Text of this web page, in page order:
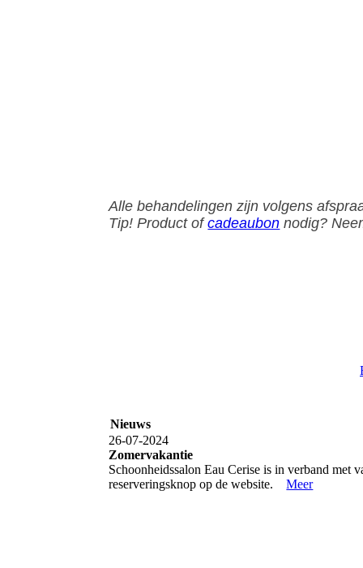
Alle behandelingen zijn volgens
Tip! Product ofcadeaubon nodig?
Nieuws
26-07-2024
Zomervakantie
Schoonheidssalon Eau Cerise is in verband met
reserveringsknop op de website.Meer